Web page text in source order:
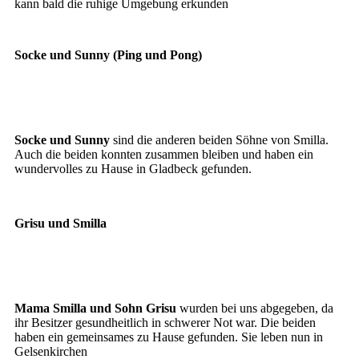
kann bald die ruhige Umgebung erkunden
Socke und Sunny (Ping und Pong)
Socke und Sunnysind die anderen beiden Söhne von Smilla.
Auch die beiden konnten zusammen bleiben und haben ein
wundervolles zu Hause in Gladbeck gefunden.
Grisu und Smilla
Mama Smilla und Sohn Grisu wurden bei uns abgegeben, da
ihr Besitzer gesundheitlich in schwerer Not war. Die beiden
haben ein gemeinsames zu Hause gefunden. Sie leben nun in
Gelsenkirchen